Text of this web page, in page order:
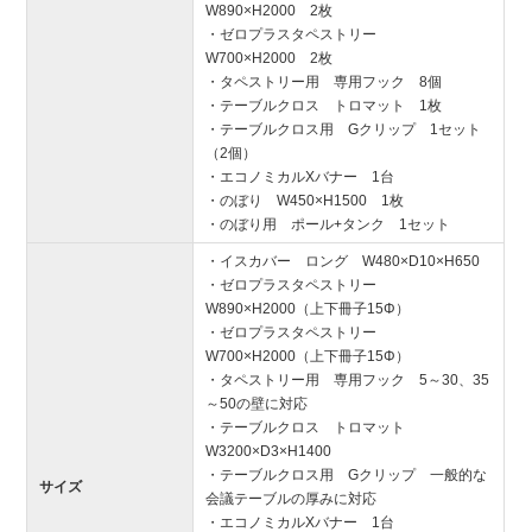
W890×H2000 2枚
・ゼロプラスタペストリー
W700×H2000 2枚
・タペストリー用 専用フック 8個
・テーブルクロス トロマット 1枚
・テーブルクロス用 Gクリップ 1セット
（2個）
・エコノミカルXバナー 1台
・のぼり W450×H1500 1枚
・のぼり用 ポール+タンク 1セット
サイズ
・イスカバー ロング W480×D10×H650
・ゼロプラスタペストリー
W890×H2000（上下冊子15Φ）
・ゼロプラスタペストリー
W700×H2000（上下冊子15Φ）
・タペストリー用 専用フック 5～30、35
～50の壁に対応
・テーブルクロス トロマット
W3200×D3×H1400
・テーブルクロス用 Gクリップ 一般的な
会議テーブルの厚みに対応
・エコノミカルXバナー 1台